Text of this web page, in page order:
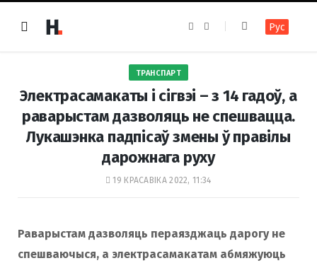
e
k
t
a
m
Рус
ТРАНСПАРТ
Электрасамакаты і сігвэі – з 14 гадоў, а
раварыстам дазволяць не спешвацца.
Лукашэнка падпісаў змены ў правілы
дарожнага руху
19 КРАСАВІКА 2022, 11:34
Раварыстам дазволяць пераязджаць дарогу не
спешваючыся, а электрасамакатам абмяжуюць